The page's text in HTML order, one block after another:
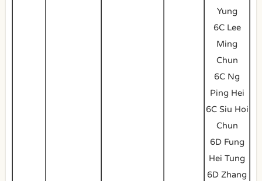
Yung
6C Lee
Ming
Chun
6C Ng
Ping Hei
6C Siu Hoi
Chun
6D Fung
Hei Tung
6D Zhang